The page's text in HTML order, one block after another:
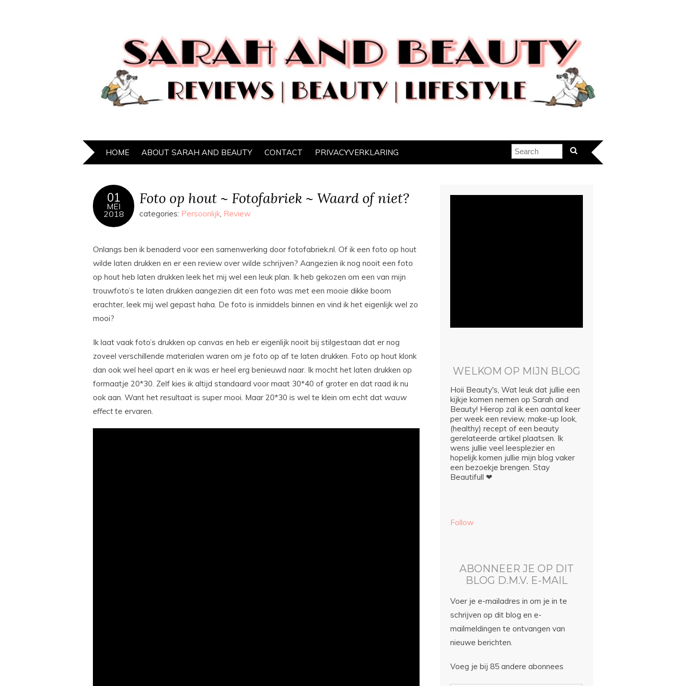
HOME ABOUT SARAH AND BEAUTY CONTACT PRIVACYVERKLARING
01
MEI
2018
Foto op hout ~ Fotofabriek ~ Waard of niet?
categories: Persoonlijk, Review
Onlangs ben ik benaderd voor een samenwerking door fotofabriek.nl. Of ik een foto op hout
wilde laten drukken en er een review over wilde schrijven? Aangezien ik nog nooit een foto
op hout heb laten drukken leek het mij wel een leuk plan. Ik heb gekozen om een van mijn
trouwfoto’s te laten drukken aangezien dit een foto was met een mooie dikke boom
erachter, leek mij wel gepast haha. De foto is inmiddels binnen en vind ik het eigenlijk wel zo
mooi?
Ik laat vaak foto’s drukken op canvas en heb er eigenlijk nooit bij stilgestaan dat er nog
zoveel verschillende materialen waren om je foto op af te laten drukken. Foto op hout klonk
dan ook wel heel apart en ik was er heel erg benieuwd naar. Ik mocht het laten drukken op
formaatje 20*30. Zelf kies ik altijd standaard voor maat 30*40 of groter en dat raad ik nu
ook aan. Want het resultaat is super mooi. Maar 20*30 is wel te klein om echt dat wauw
effectte ervaren.
WELKOM OP MIJN BLOG
Hoii Beauty's, Wat leuk dat jullie een
kijkje komen nemen op Sarah and
Beauty! Hierop zal ik een aantal keer
per week een review, make-up look,
(healthy) recept of een beauty
gerelateerde artikel plaatsen. Ik
wens jullie veel leesplezier en
hopelijk komen jullie mijn blog vaker
een bezoekje brengen. Stay
Beautifull ❤
Follow
ABONNEER JE OP DIT
BLOG D.M.V. E-MAIL
Voer je e-mailadres in om je in te
schrijven op dit blog en e-
mailmeldingen te ontvangen van
nieuwe berichten.
Voeg je bij 85 andere abonnees